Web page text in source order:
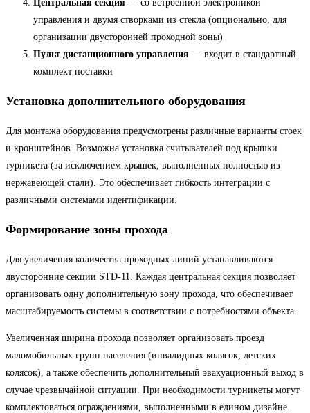
Центральная секция — со встроенной электроникой
управления и двумя створками из стекла (опционально, для
организации двусторонней проходной зоны)
Пульт дистанционного управления — входит в стандартный
комплект поставки
Установка дополнительного оборудования
Для монтажа оборудования предусмотрены различные варианты стоек
и кронштейнов. Возможна установка считывателей под крышки
турникета (за исключением крышек, выполненных полностью из
нержавеющей стали). Это обеспечивает гибкость интеграции с
различными системами идентификации.
Формирование зоны прохода
Для увеличения количества проходных линий устанавливаются
двусторонние секции STD-11. Каждая центральная секция позволяет
организовать одну дополнительную зону прохода, что обеспечивает
масштабируемость системы в соответствии с потребностями объекта.
Увеличенная ширина прохода позволяет организовать проезд
маломобильных групп населения (инвалидных колясок, детских
колясок), а также обеспечить дополнительный эвакуационный выход в
случае чрезвычайной ситуации. При необходимости турникеты могут
комплектоваться ограждениями, выполненными в едином дизайне.